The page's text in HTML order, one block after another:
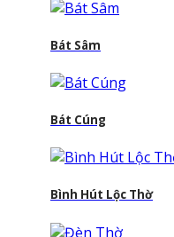
Bát Sâm
Bát Cúng
Bình Hút Lộc Thờ